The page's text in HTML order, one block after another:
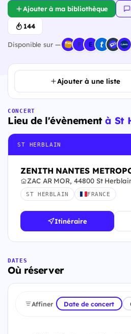
Ajouter à ma bibliothèque
144
Disponible sur —
Ajouter à une liste
CONCERT
Lieu de l'évènementà St
ST HERBLAIN
ZENITH NANTES
ZAC AR MOR, 44800 St
ST HERBLAIN FRANCE
Itinéraire
DATES
Où réserver
Affiner Date de concert